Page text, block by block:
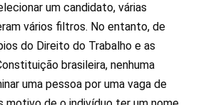
um candidato, várias
vários filtros. No entanto, de
do Direito do Trabalho e as
brasileira, nenhuma
uma pessoa por uma vaga de